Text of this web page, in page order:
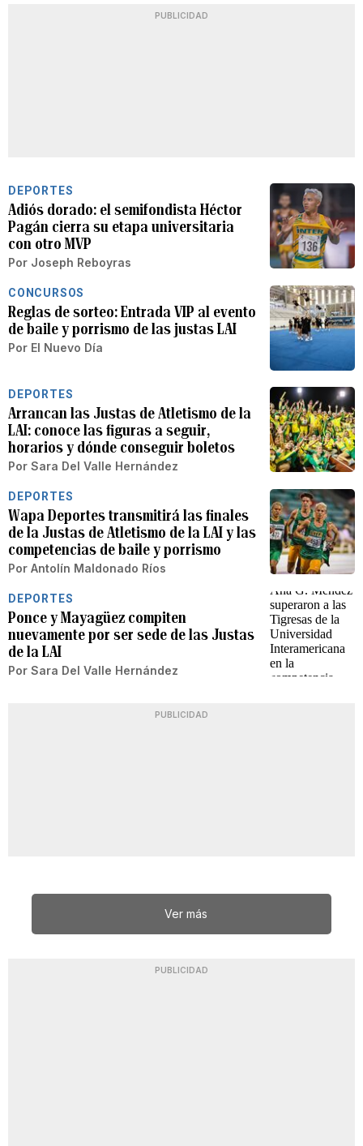
PUBLICIDAD
DEPORTES
Adiós dorado: el semifondista Héctor
Pagán cierra su etapa universitaria
con otro MVP
Por Joseph Reboyras
CONCURSOS
Reglas de sorteo: Entrada VIP al evento
de baile y porrismo de las justas LAI
Por El Nuevo Día
DEPORTES
Arrancan las Justas de Atletismo de la
LAI: conoce las figuras a seguir,
horarios y dónde conseguir boletos
Por Sara Del Valle Hernández
DEPORTES
Wapa Deportes transmitirá las finales
de la Justas de Atletismo de la LAI y las
competencias de baile y porrismo
Por Antolín Maldonado Ríos
DEPORTES
Ponce y Mayagüez compiten
nuevamente por ser sede de las Justas
de la LAI
Por Sara Del Valle Hernández
PUBLICIDAD
Ver más
PUBLICIDAD